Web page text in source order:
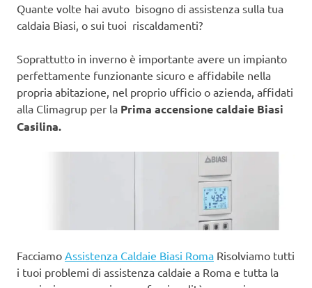
Quante volte hai avuto bisogno di assistenza sulla tua
caldaia Biasi, o sui tuoi riscaldamenti?
Soprattutto in inverno è importante avere un impianto
perfettamente funzionante sicuro e affidabile nella
propria abitazione, nel proprio ufficio o azienda, affidati
alla Climagrup per la Prima accensione caldaie Biasi
Casilina.
Facciamo Assistenza Caldaie Biasi Roma Risolviamo tutti
i tuoi problemi di assistenza caldaie a Roma e tutta la